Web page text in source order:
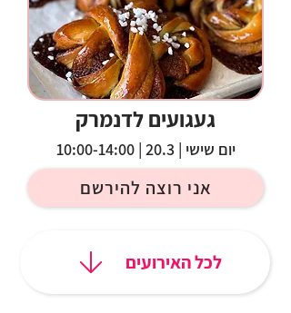
געגועים לדנמרק
יום שישי | 20.3 | 10:00-14:00
אני רוצה להירשם
לכל האירועים